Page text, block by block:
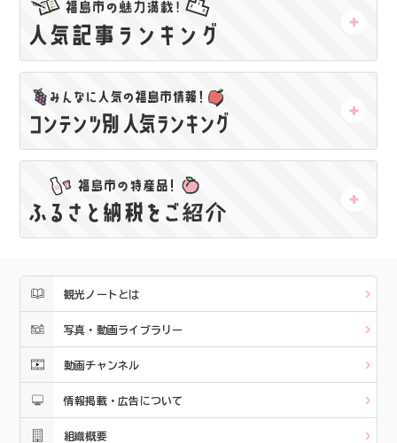
観光ノートとは
写真・動画ライブラリー
動画チャンネル
情報掲載・広告について
組織概要